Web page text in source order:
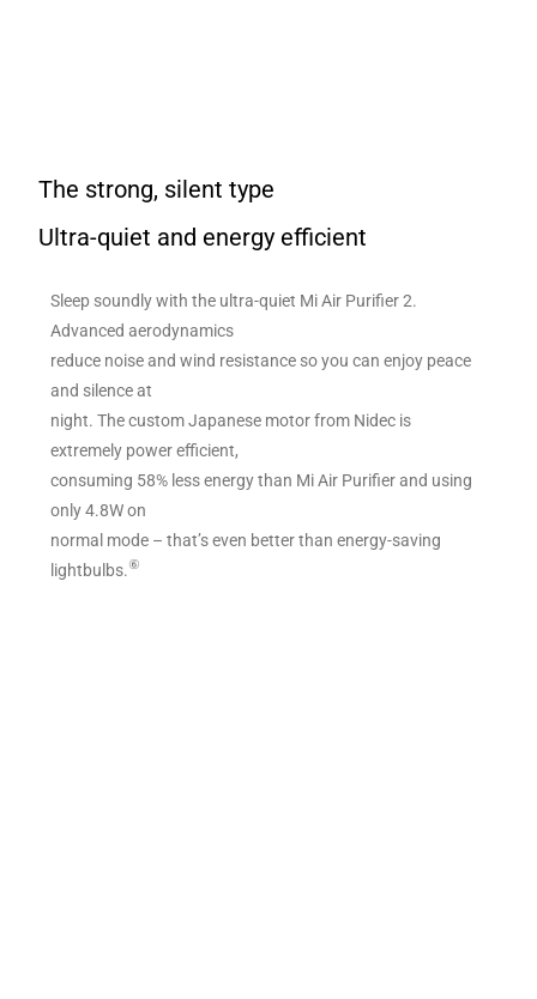
The strong, silent type
Ultra-quiet and energy efficient
Sleep soundly with the ultra-quiet Mi Air Purifier 2.
Advanced aerodynamics
reduce noise and wind resistance so you can enjoy peace
and silence at
night. The custom Japanese motor from Nidec is
extremely power efficient,
consuming 58% less energy than Mi Air Purifier and using
only 4.8W on
normal mode – that’s even better than energy-saving
lightbulbs. ⑥